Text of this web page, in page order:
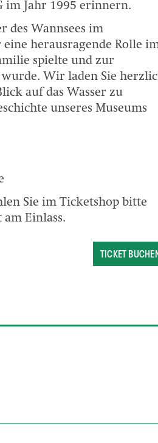
im Jahr 1995 erinnern.
des Wannsees im
herausragende Rolle
spielte und zur
Wir laden Sie
auf das Wasser zu
unseres Museums
Sie im Ticketshop bitte
Einlass.
TICKET